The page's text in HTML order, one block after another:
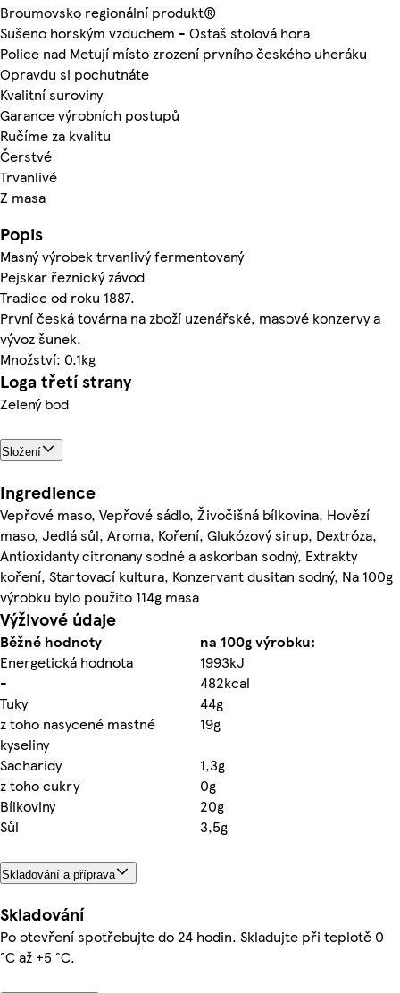
Broumovsko regionální produkt®
Sušeno horským vzduchem - Ostaš stolová hora
Police nad Metují místo zrození prvního českého uheráku
Opravdu si pochutnáte
Kvalitní suroviny
Garance výrobních postupů
Ručíme za kvalitu
Čerstvé
Trvanlivé
Z masa
Popis
Masný výrobek trvanlivý fermentovaný
Pejskar řeznický závod
Tradice od roku 1887.
První česká továrna na zboží uzenářské, masové konzervy a
vývoz šunek.
Množství: 0.1kg
Loga třetí strany
Zelený bod
Složení
Ingredience
Vepřové maso, Vepřové sádlo, Živočišná bílkovina, Hovězí
maso, Jedlá sůl, Aroma, Koření, Glukózový sirup, Dextróza,
Antioxidanty citronany sodné a askorban sodný, Extrakty
koření, Startovací kultura, Konzervant dusitan sodný, Na 100g
výrobku bylo použito 114g masa
Výživové údaje
Běžné hodnoty
na 100g výrobku:
Energetická hodnota
1993kJ
-
482kcal
Tuky
44g
z toho nasycené mastné
kyseliny
19g
Sacharidy
1,3g
z toho cukry
0g
Bílkoviny
20g
Sůl
3,5g
Skladování a příprava
Skladování
Po otevření spotřebujte do 24 hodin. Skladujte při teplotě 0
°C až +5 °C.